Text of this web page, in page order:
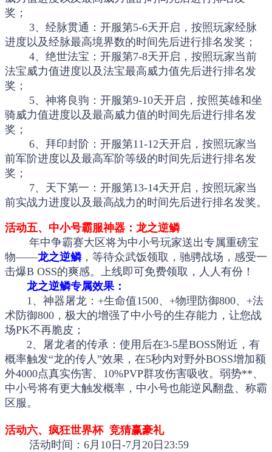
奖；
3、经脉贯通：开服第5-6天开启，按照玩家经脉
进度以及经脉最高境界数的时间先后进行排名发奖；
4、绝世法宝：开服第7-8天开启，按照玩家当前
法宝威力值进度以及法宝最高威力值先后进行排名发
奖；
5、神将良驹：开服第9-10天开启，按照英雄和坐
骑威力值进度以及最高威力值的时间先后进行排名发
奖；
6、拜印封阶：开服第11-12天开启，按照玩家当
前军阶进度以及最高军阶等级的时间先后进行排名发
奖；
7、天下第一：开服第13-14天开启，按照玩家当
前实战力进度以及最高战力的时间先后进行排名发奖。
活动五、中小号霸服神器：龙之逆鳞
年中争霸赛大区将为中小号玩家送出专属重磅宝
物——龙之逆鳞，等待众武饭领取，驰骋战场，感受一
击爆B OSS的爽感。上线即可免费领取，人人有份！
龙之逆鳞专属效果：
1、神器屠龙：+生命值1500、+物理防御800、+法
术防御800，极大的增强了中小号的生存能力，让您战
场PK不再脆皮；
2、屠龙者的传承：使用后在3-5星BOSS附近，有
概率触发“龙的传人”效果，在5秒内对野外BOSS增加额
外4000点真实伤害、10%PVP群攻伤害吸收。弱势**、
中小号将有更大触发概率，中小号也能逆风翻盘、称霸
区服。
活动六、疯狂世界杯 竞猜赢豪礼
活动时间：6月10日-7月20日23:59